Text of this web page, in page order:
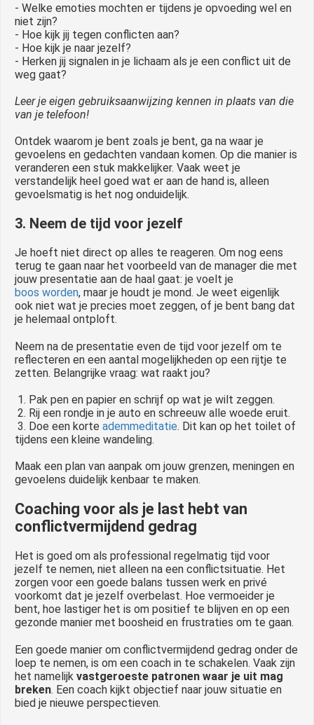
- Welke emoties mochten er tijdens je opvoeding wel en
niet zijn?
- Hoe kijk jij tegen conflicten aan?
- Hoe kijk je naar jezelf?
- Herken jij signalen in je lichaam als je een conflict uit de
weg gaat?
Leer je eigen gebruiksaanwijzing kennen in plaats van die
van je telefoon!
Ontdek waarom je bent zoals je bent, ga na waar je
gevoelens en gedachten vandaan komen. Op die manier is
veranderen een stuk makkelijker. Vaak weet je
verstandelijk heel goed wat er aan de hand is, alleen
gevoelsmatig is het nog onduidelijk.
3. Neem de tijd voor jezelf
Je hoeft niet direct op alles te reageren. Om nog eens
terug te gaan naar het voorbeeld van de manager die met
jouw presentatie aan de haal gaat: je voelt je
boos worden, maar je houdt je mond. Je weet eigenlijk
ook niet wat je precies moet zeggen, of je bent bang dat
je helemaal ontploft.
Neem na de presentatie even de tijd voor jezelf om te
reflecteren en een aantal mogelijkheden op een rijtje te
zetten. Belangrijke vraag: wat raakt jou?
1. Pak pen en papier en schrijf op wat je wilt zeggen.
2. Rij een rondje in je auto en schreeuw alle woede eruit.
3. Doe een korte ademmeditatie. Dit kan op het toilet of
tijdens een kleine wandeling.
Maak een plan van aanpak om jouw grenzen, meningen en
gevoelens duidelijk kenbaar te maken.
Coaching voor als je last hebt van
conflictvermijdend gedrag
Het is goed om als professional regelmatig tijd voor
jezelf te nemen, niet alleen na een conflictsituatie. Het
zorgen voor een goede balans tussen werk en privé
voorkomt dat je jezelf overbelast. Hoe vermoeider je
bent, hoe lastiger het is om positief te blijven en op een
gezonde manier met boosheid en frustraties om te gaan.
Een goede manier om conflictvermijdend gedrag onder de
loep te nemen, is om een coach in te schakelen. Vaak zijn
het namelijk vastgeroeste patronen waar je uit mag
breken. Een coach kijkt objectief naar jouw situatie en
bied je nieuwe perspectieven.